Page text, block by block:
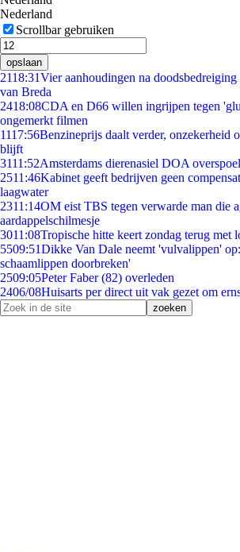
Nederland
Scrollbar gebruiken
opslaan
2118:31Vier aanhoudingen na doodsbedreiging
van Breda
2418:08CDA en D66 willen ingrijpen tegen
ongemerkt filmen
1117:56Benzineprijs daalt verder, onzekerheid
blijft
3111:52Amsterdams dierenasiel DOA
2511:46Kabinet geeft bedrijven geen
laagwater
2311:14OM eist TBS tegen verwarde man die
aardappelschilmesje
3011:08Tropische hitte keert zondag terug met
5509:51Dikke Van Dale neemt 'vulvalippen'
schaamlippen doorbreken'
2509:05Peter Faber (82) overleden
2406/08Huisarts per direct uit vak gezet om